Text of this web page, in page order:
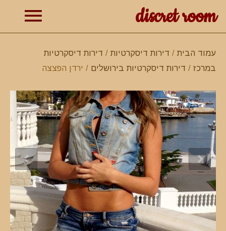
discret room
עמוד הבית / דירות דיסקרטיות / דירות דיסקרטיות
במרכז / דירות דיסקרטיות בירושלים / ירדן הפצצה